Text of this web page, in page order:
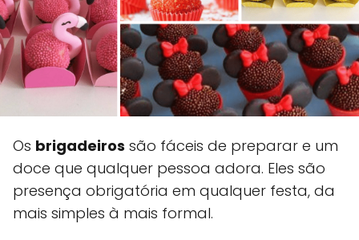
Os brigadeiros são fáceis de preparar e um
doce que qualquer pessoa adora. Eles são
presença obrigatória em qualquer festa, da
mais simples à mais formal.